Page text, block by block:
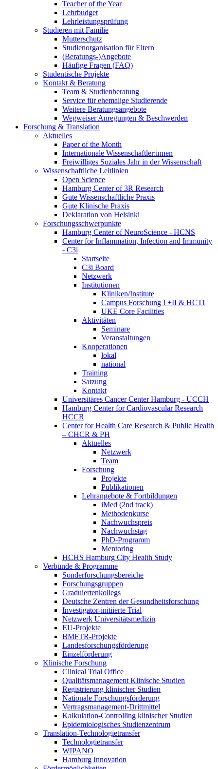
Teacher of the Year
Lehrbudget
Lehrleistungsprüfung
Studieren mit Familie
Mutterschutz
Studienorganisation für Eltern
(Beratungs-)Angebote
Häufige Fragen (FAQ)
Studentische Projekte
Kontakt & Beratung
Team & Studienberatung
Service für ehemalige Studierende
Weitere Beratungsangebote
Wegweiser Anregungen & Beschwerden
Forschung & Translation
Aktuelles
Paper of the Month
Internationale Wissenschaftler:innen
Freiwilliges Soziales Jahr in der Wissenschaft
Wissenschaftliche Leitlinien
Open Science
Hamburg Center of 3R Research
Gute Wissenschaftliche Praxis
Gute Klinische Praxis
Deklaration von Helsinki
Forschungsschwerpunkte
Hamburg Center of NeuroScience - HCNS
Center for Inflammation, Infection and Immunity
- C3i
Startseite
C3i Board
Netzwerk
Institutionen
Kliniken/Institute
Campus Forschung I +II & HCTI
UKE Core Facilities
Aktivitäten
Seminare
Veranstaltungen
Kooperationen
lokal
national
Training
Satzung
Kontakt
Universitäres Cancer Center Hamburg - UCCH
Hamburg Center for Cardiovascular Research
HCCR
Center for Health Care Research & Public Health
– CHCR & PH
Aktuelles
Netzwerk
Team
Forschung
Projekte
Publikationen
Lehrangebote & Fortbildungen
iMed (2nd track)
Methodenkurse
Nachwuchspreis
Nachwuchstag
PhD-Programm
Mentoring
HCHS Hamburg City Health Study
Verbünde & Programme
Sonderforschungsbereiche
Forschungsgruppen
Graduiertenkollegs
Deutsche Zentren der Gesundheitsforschung
Investigator-initiierte Trial
Netzwerk Universitätsmedizin
EU-Projekte
BMFTR-Projekte
Landesforschungsförderung
Einzelförderung
Klinische Forschung
Clinical Trial Office
Qualitätsmanagement Klinische Studien
Registrierung klinischer Studien
Nationale Forschungsförderung
Vertragsmanagement-Drittmittel
Kalkulation-Controlling klinischer Studien
Epidemiologisches Studienzentrum
Translation-Technologietransfer
Technologietransfer
WIPANO
Hamburg Innovation